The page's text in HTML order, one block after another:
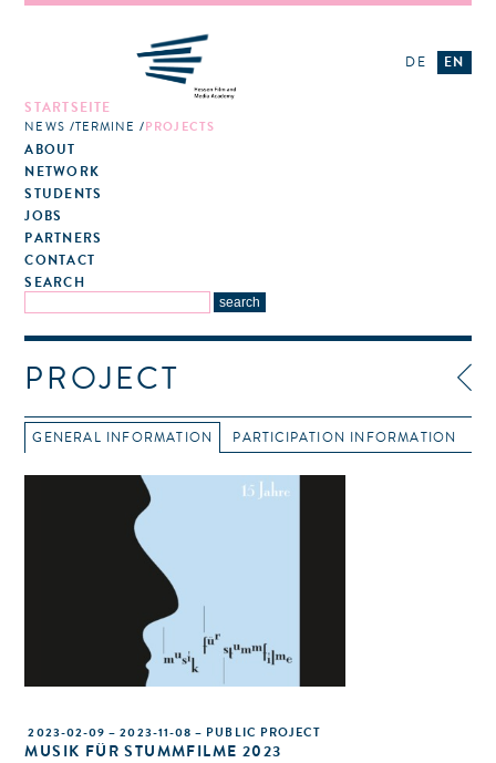
STARTSEITE
NEWS TERMINE PROJECTS
ABOUT
NETWORK
STUDENTS
JOBS
PARTNERS
CONTACT
SEARCH
DE EN
PROJECT
GENERAL INFORMATION PARTICIPATION INFORMATION
2023-02-09 – 2023-11-08 – PUBLIC PROJECT
MUSIK FÜR STUMMFILME 2023